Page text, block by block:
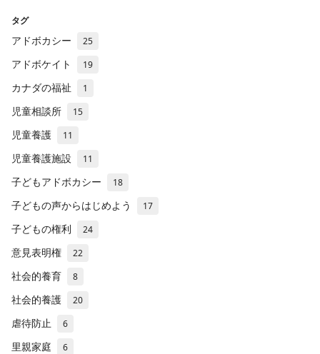
タグ
アドボカシー 25
アドボケイト 19
カナダの福祉 1
児童相談所 15
児童養護 11
児童養護施設 11
子どもアドボカシー 18
子どもの声からはじめよう 17
子どもの権利 24
意見表明権 22
社会的養育 8
社会的養護 20
虐待防止 6
里親家庭 6